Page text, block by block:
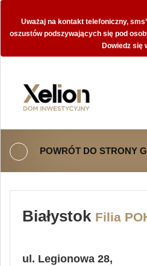
Uważaj na kontakt telefoniczny,
oszustów podszywających się pod
Dowiedz się
POWRÓT DO STRONY
Białystok Filia
ul. Legionowa 28,